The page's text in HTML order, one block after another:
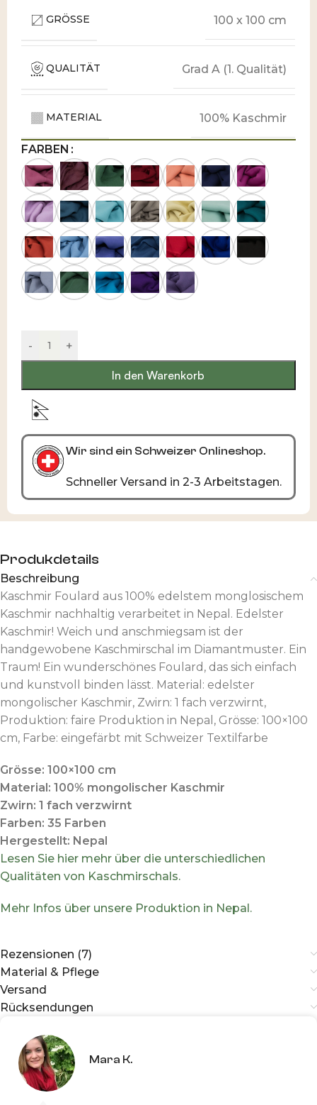
GRÖSSE 100 x 100 cm
QUALITÄT Grad A (1. Qualität)
MATERIAL 100% Kaschmir
FARBEN
- +
In den Warenkorb
Wir sind ein Schweizer Onlineshop.
Schneller Versand in 2-3 Arbeitstagen.
Produkdetails
Beschreibung
Kaschmir Foulard aus 100% edelstem monglosischem
Kaschmir nachhaltig verarbeitet in Nepal. Edelster
Kaschmir! Weich und anschmiegsam ist der
handgewobene Kaschmirschal im Diamantmuster. Ein
Traum! Ein wunderschönes Foulard, das sich einfach
und kunstvoll binden lässt. Material: edelster
mongolischer Kaschmir, Zwirn: 1 fach verzwirnt,
Produktion: faire Produktion in Nepal, Grösse: 100×100
cm, Farbe: eingefärbt mit Schweizer Textilfarbe
Grösse: 100×100 cm
Material: 100% mongolischer Kaschmir
Zwirn: 1 fach verzwirnt
Farben: 35 Farben
Hergestellt: Nepal
Lesen Sie hier mehr über die unterschiedlichen
Qualitäten von Kaschmirschals.
Mehr Infos über unsere Produktion in Nepal.
Rezensionen (7)
Material & Pflege
Versand
Rücksendungen
Mara K.